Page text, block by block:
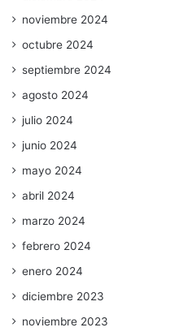
noviembre 2024
octubre 2024
septiembre 2024
agosto 2024
julio 2024
junio 2024
mayo 2024
abril 2024
marzo 2024
febrero 2024
enero 2024
diciembre 2023
noviembre 2023